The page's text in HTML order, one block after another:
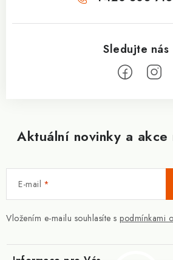
Aktuální novinky a akce
E-mail
Vložením e-mailu souhlasíte s podmínkami